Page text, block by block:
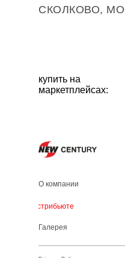
СКОЛКОВО,
О компании
Галерея
Дистрибьютеры
купить на
маркетплейсах: